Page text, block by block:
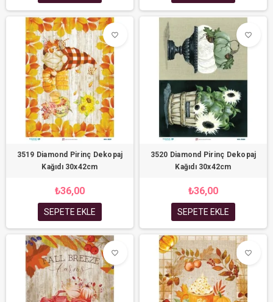
favorite_border
3519 Diamond Pirinç Dekopaj
Kağıdı 30x42cm
₺36,00
SEPETE EKLE
favorite_border
3520 Diamond Pirinç Dekopaj
Kağıdı 30x42cm
₺36,00
SEPETE EKLE
favorite_border favorite_border